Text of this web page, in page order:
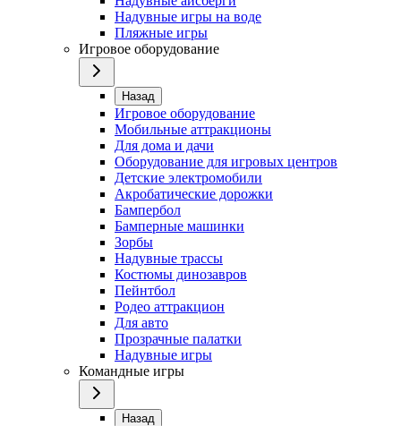
Надувные игры на воде
Пляжные игры
Игровое оборудование
Назад
Игровое оборудование
Мобильные аттракционы
Для дома и дачи
Оборудование для игровых центров
Детские электромобили
Акробатические дорожки
Бампербол
Бамперные машинки
Зорбы
Надувные трассы
Костюмы динозавров
Пейнтбол
Родео аттракцион
Для авто
Прозрачные палатки
Надувные игры
Командные игры
Назад